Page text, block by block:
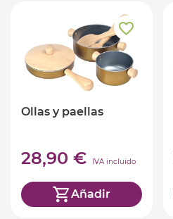
Ollas y paellas
28,90 € IVA incluido
Añadir